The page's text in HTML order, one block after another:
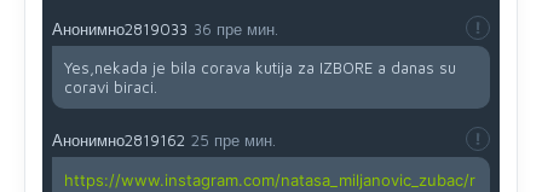
Анонимно2819033 36 пре мин.
Yes,nekada je bila corava kutija za IZBORE a danas su
coravi biraci.
Анонимно2819162 25 пре мин.
https://www.instagram.com/natasa_miljanovic_zubac/r